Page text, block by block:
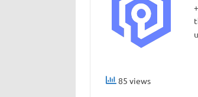
85 views